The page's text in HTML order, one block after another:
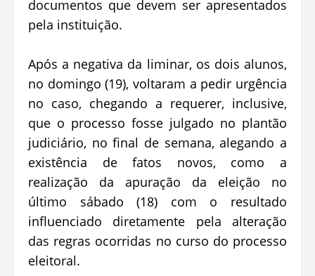
documentos que devem ser apresentados
pela instituição.
Após a negativa da liminar, os dois alunos,
no domingo (19), voltaram a pedir urgência
no caso, chegando a requerer, inclusive,
que o processo fosse julgado no plantão
judiciário, no final de semana, alegando a
existência de fatos novos, como a
realização da apuração da eleição no
último sábado (18) com o resultado
influenciado diretamente pela alteração
das regras ocorridas no curso do processo
eleitoral.